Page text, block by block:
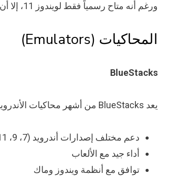
ورغم أنه متاح رسمياً فقط لويندوز 11، إلا أن مستخدمي ويندوز 10 يمكنهم تثبيته من خلال نص برمجي خاص، كما ورد في إحدى المشاركات على Reddit.
المحاكيات (Emulators)
BlueStacks
يعد BlueStacks من أشهر محاكيات الأندرويد وأكثرها استخداماً. يوفر:
دعم مختلف إصدارات أندرويد (7، 9، 11)
أداء جيد مع الألعاب
توافق مع أنظمة ويندوز وماك